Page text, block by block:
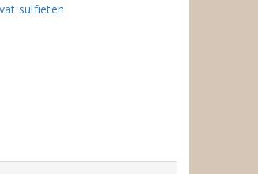
sulfieten